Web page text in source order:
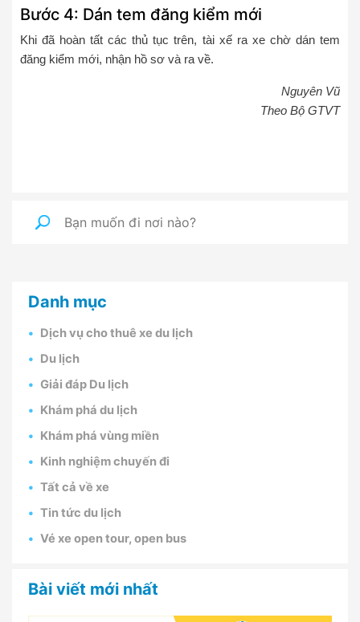
Bước 4: Dán tem đăng kiểm mới
Khi đã hoàn tất các thủ tục trên, tài xế ra xe chờ dán tem
đăng kiểm mới, nhận hồ sơ và ra về.
Nguyên Vũ
Theo Bộ GTVT
Danh mục
Dịch vụ cho thuê xe du lịch
Du lịch
Giải đáp Du lịch
Khám phá du lịch
Khám phá vùng miền
Kinh nghiệm chuyến đi
Tất cả về xe
Tin tức du lịch
Vé xe open tour, open bus
Bài viết mới nhất